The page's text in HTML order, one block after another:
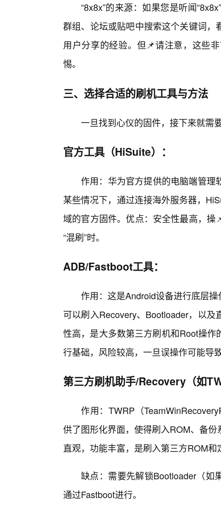
“8x8x”的来源：如果您是听闻
群组、论坛或贴吧中搜索这个关键词
用户分享的经验。但📌请注意，这些
惕。
三、选择合适的刷机工具与方法
一旦找到心仪的固件，接下来就需
官方工具（HiSuite）：
作用：华为官方提供的电脑端管理
某些情况下，通过连接海外服务器，
域的官方固件。优点：安全性最高，
“混刷”时。
ADB/Fastboot工具：
作用：这是Android设备进行底层
可以刷入Recovery、Bootloader，以
性高，是大多数第三方刷机和Root操
行基础，风险较高，一旦误操作可能导
第三方刷机助手/Recovery（如
作用：TWRP（
供了图形化界面，使得刷入ROM、备
直观，功能丰富，是刷入第三方ROM
缺点：需要先解锁Bootloader（如
通过Fastboot进行。